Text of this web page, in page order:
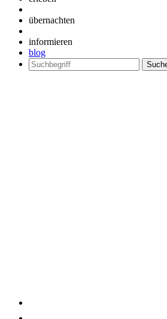
übernachten
informieren
blog
Suchen
nach: